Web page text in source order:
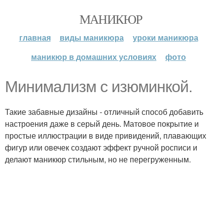
МАНИКЮР
главная виды маникюра
уроки маникюра
маникюр в домашних условиях
фото
Минимализм с изюминкой.
Такие забавные дизайны - отличный способ добавить
настроения даже в серый день. Матовое покрытие и
простые иллюстрации в виде привидений, плавающих
фигур или овечек создают эффект ручной росписи и
делают маникюр стильным, но не перегруженным.